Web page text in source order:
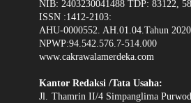
NIB: 2403230041488 TDP: 83122,
ISSN :1412-2103:
AHU-0000552. AH.01.04.Tahun
NPWP:94.542.576.7-514.000
www.cakrawalamerdeka.com
Kantor Redaksi /Tata Usaha:
Jl. Thamrin II/4 Simpanglima